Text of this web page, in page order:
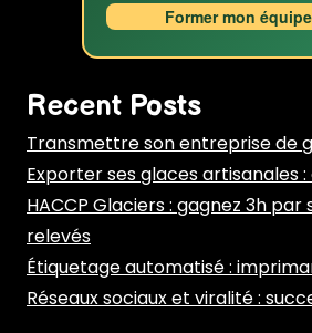
Former mon
Recent Posts
Transmettre son entreprise de
Exporter ses glaces artisanales
HACCP Glaciers : gagnez 3h par
relevés
Étiquetage automatisé :
Réseaux sociaux et viralité :